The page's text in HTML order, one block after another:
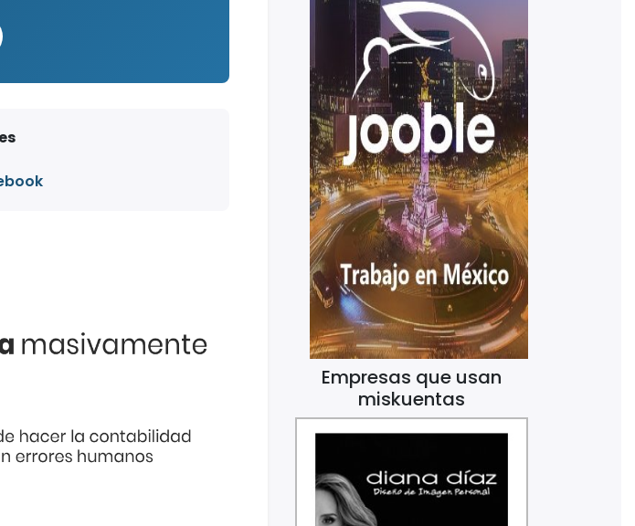
Empresas que usan
miskuentas